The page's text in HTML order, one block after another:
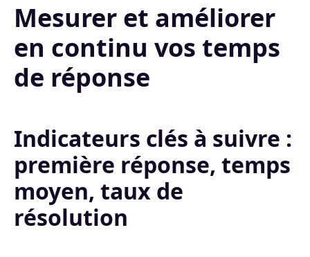
Mesurer et améliorer
en continu vos temps
de réponse
Indicateurs clés à suivre :
première réponse, temps
moyen, taux de
résolution